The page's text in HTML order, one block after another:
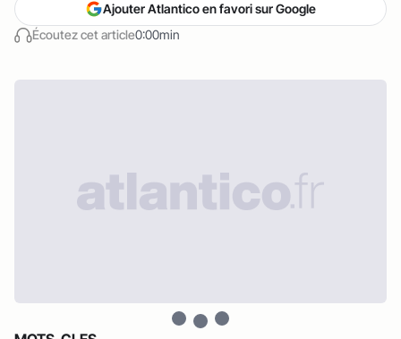
Écoutez cet article0:00min
Ajouter Atlantico en favori sur Google